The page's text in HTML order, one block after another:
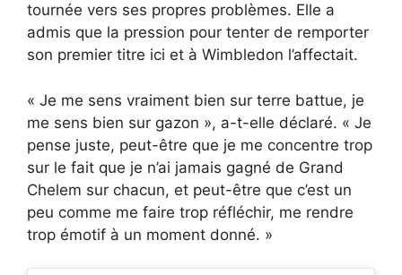
tournée vers ses propres problèmes. Elle a
admis que la pression pour tenter de remporter
son premier titre ici et à Wimbledon l’affectait.
« Je me sens vraiment bien sur terre battue, je
me sens bien sur gazon », a-t-elle déclaré. « Je
pense juste, peut-être que je me concentre trop
sur le fait que je n’ai jamais gagné de Grand
Chelem sur chacun, et peut-être que c’est un
peu comme me faire trop réfléchir, me rendre
trop émotif à un moment donné. »